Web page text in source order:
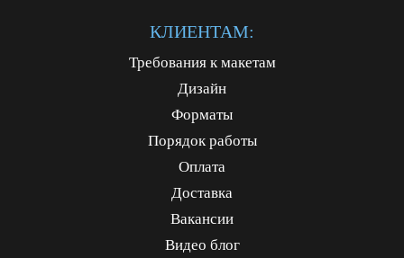
КЛИЕНТАМ:
Требования к макетам
Дизайн
Форматы
Порядок работы
Оплата
Доставка
Вакансии
Видео блог